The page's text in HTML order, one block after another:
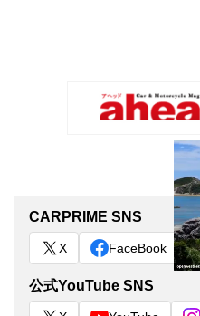
CARPRIME SNS
X FaceBook
公式YouTube SNS